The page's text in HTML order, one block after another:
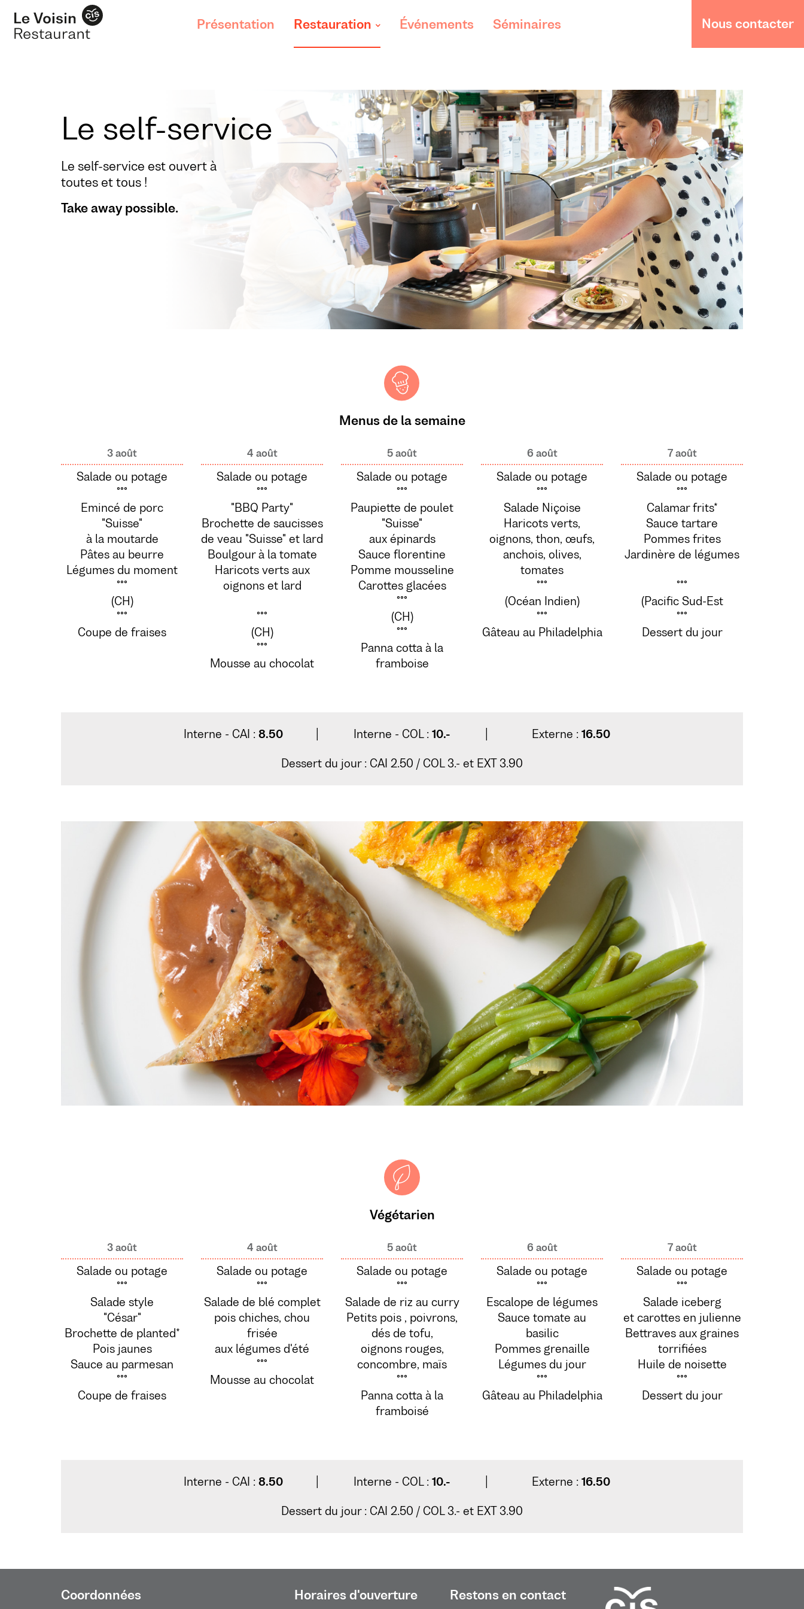
Présentation Restauration Événements Séminaires Nous contacter
Le self-service
Le self-service est ouvert à
toutes et tous !
Take away possible.
Menus de la semaine
3 août
Salade ou potage
°°°
Emincé de porc
"Suisse"
à la moutarde
Pâtes au beurre
Légumes du moment
°°°
(CH)
°°°
Coupe de fraises
4 août
Salade ou potage
°°°
"BBQ Party"
Brochette de saucisses
de veau "Suisse" et lard
Boulgour à la tomate
Haricots verts aux
oignons et lard
°°°
(CH)
°°°
Mousse au chocolat
5 août
Salade ou potage
°°°
Paupiette de poulet
"Suisse"
aux épinards
Sauce florentine
Pomme mousseline
Carottes glacées
°°°
(CH)
°°°
Panna cotta à la
framboise
6 août
Salade ou potage
°°°
Salade Niçoise
Haricots verts,
oignons, thon, œufs,
anchois, olives,
tomates
°°°
(Océan Indien)
°°°
Gâteau au Philadelphia
7 août
Salade ou potage
°°°
Calamar frits*
Sauce tartare
Pommes frites
Jardinère de légumes
°°°
(Pacific Sud-Est
°°°
Dessert du jour
Interne - CAI : 8.50 Interne - COL : 10.- Externe : 16.50
Dessert du jour : CAI 2.50 / COL 3.- et EXT 3.90
Végétarien
3 août
Salade ou potage
°°°
Salade style
"César"
Brochette de planted*
Pois jaunes
Sauce au parmesan
°°°
Coupe de fraises
4 août
Salade ou potage
°°°
Salade de blé complet
pois chiches, chou
frisée
aux légumes d'été
°°°
Mousse au chocolat
5 août
Salade ou potage
°°°
Salade de riz au curry
Petits pois , poivrons,
dés de tofu,
oignons rouges,
concombre, maïs
°°°
Panna cotta à la
framboisé
6 août
Salade ou potage
°°°
Escalope de légumes
Sauce tomate au
basilic
Pommes grenaille
Légumes du jour
°°°
Gâteau au Philadelphia
7 août
Salade ou potage
°°°
Salade iceberg
et carottes en julienne
Bettraves aux graines
torrifiées
Huile de noisette
°°°
Dessert du jour
Interne - CAI : 8.50 Interne - COL : 10.- Externe : 16.50
Dessert du jour : CAI 2.50 / COL 3.- et EXT 3.90
Coordonnées Horaires d'ouverture Restons en contact